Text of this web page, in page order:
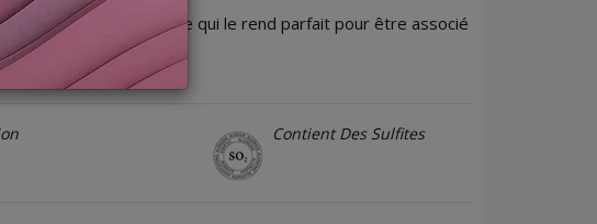
vif. Il a un bon corps, ce qui le rend parfait pour être associé
Contient Des Sulfites